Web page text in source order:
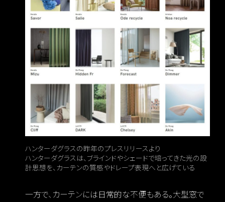
ハンターダグラスの昨年のプレスリリースより
ハンターダグラスは、ブラインドやシェードで培ってきた光の設
計思想を、カーテンの質感やドレープ表現へと広げている
一方で、カーテンには日常的な不便もある。大型窓で